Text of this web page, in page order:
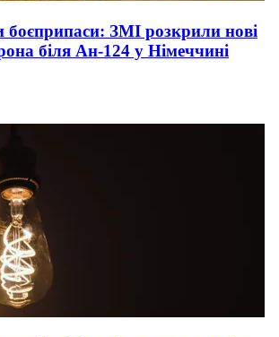
боєприпаси: ЗМІ розкрили нові
біля Ан-124 у Німеччині